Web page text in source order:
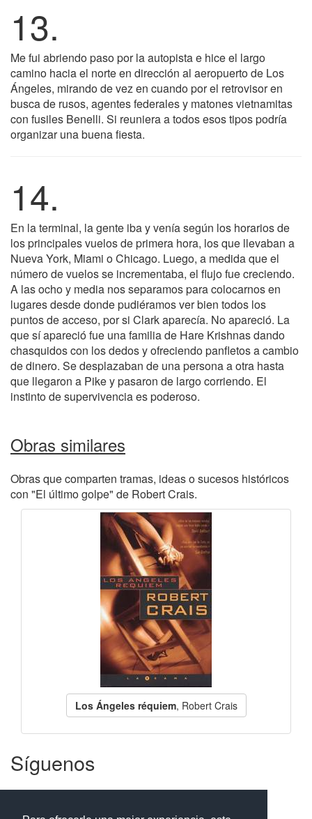
13.
Me fui abriendo paso por la autopista e hice el largo
camino hacia el norte en dirección al aeropuerto de Los
Ángeles, mirando de vez en cuando por el retrovisor en
busca de rusos, agentes federales y matones vietnamitas
con fusiles Benelli. Si reuniera a todos esos tipos podría
organizar una buena fiesta.
14.
En la terminal, la gente iba y venía según los horarios de
los principales vuelos de primera hora, los que llevaban a
Nueva York, Miami o Chicago. Luego, a medida que el
número de vuelos se incrementaba, el flujo fue creciendo.
A las ocho y media nos separamos para colocarnos en
lugares desde donde pudiéramos ver bien todos los
puntos de acceso, por si Clark aparecía. No apareció. La
que sí apareció fue una familia de Hare Krishnas dando
chasquidos con los dedos y ofreciendo panfletos a cambio
de dinero. Se desplazaban de una persona a otra hasta
que llegaron a Pike y pasaron de largo corriendo. El
instinto de supervivencia es poderoso.
Obras similares
Obras que comparten tramas, ideas o sucesos históricos
con "El último golpe" de Robert Crais.
Los Ángeles réquiem, Robert Crais
Síguenos